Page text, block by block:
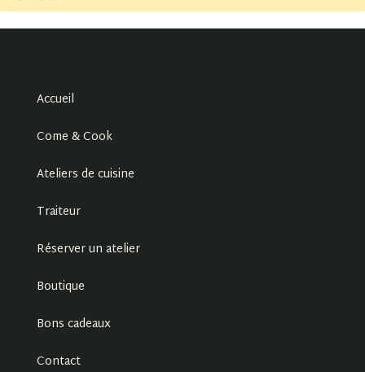
Accueil
Come & Cook
Ateliers de cuisine
Traiteur
Réserver un atelier
Boutique
Bons cadeaux
Contact